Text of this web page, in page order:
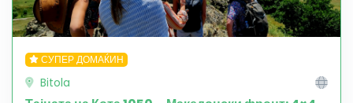
СУПЕР ДОМАЌИН
Bitola